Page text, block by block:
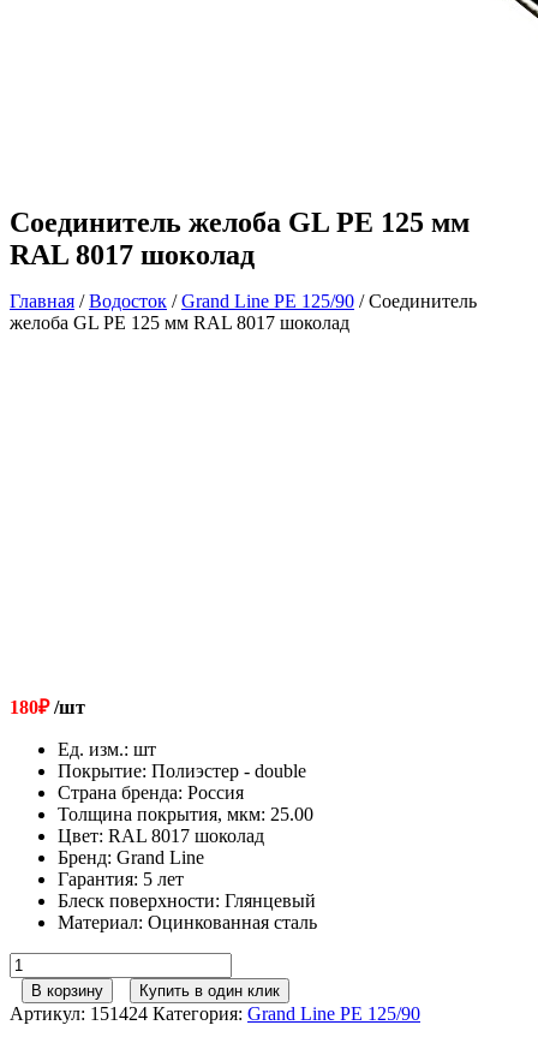
Соединитель желоба GL PE 125 мм
RAL 8017 шоколад
Главная /Водосток /Grand Line РЕ 125/90 / Соединитель
желоба GL PE 125 мм RAL 8017 шоколад
180₽/шт
Ед. изм.: шт
Покрытие: Полиэстер - double
Страна бренда: Россия
Толщина покрытия, мкм: 25.00
Цвет: RAL 8017 шоколад
Бренд: Grand Line
Гарантия: 5 лет
Блеск поверхности: Глянцевый
Материал: Оцинкованная сталь
Количество
товара
Соединитель
желоба
В корзину Купить в один клик
Артикул: 151424 Категория: Grand Line РЕ 125/90